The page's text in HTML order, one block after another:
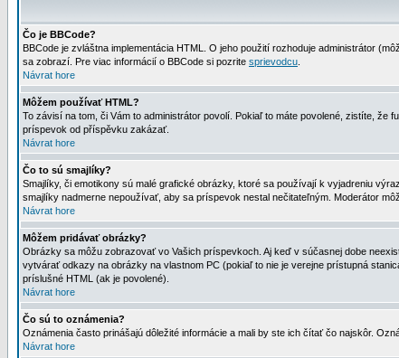
Čo je BBCode?
BBCode je zvláštna implementácia HTML. O jeho použití rozhoduje administrátor
sa zobrazí. Pre viac informácií o BBCode si pozrite sprievodcu
Návrat hore
Môžem používať HTML?
To závisí na tom, či Vám to administrátor povolí. Pokiaľ to máte povolené, zistíte, že
príspevok od příspěvku zakázať.
Návrat hore
Čo to sú smajlíky?
Smajlíky, či emotikony sú malé grafické obrázky, ktoré sa používají k vyjadreniu
smajlíky nadmerne nepoužívať, aby sa príspevok nestal nečitateľným. Moderátor
Návrat hore
Môžem pridávať obrázky?
Obrázky sa môžu zobrazovať vo Vašich príspevkoch. Aj keď v súčasnej dobe
vytvárať odkazy na obrázky na vlastnom PC (pokiaľ to nie je verejne prístupná
príslušné HTML (ak je povolené).
Návrat hore
Čo sú to oznámenia?
Oznámenia často prinášajú dôležité informácie a mali by ste ich čítať čo najskôr.
Návrat hore